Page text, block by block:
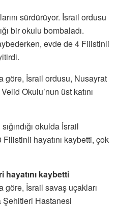
sürdürüyor. İsrail ordusu
bir okulu bombaladı.
evde de 4 Filistinli
göre, İsrail ordusu, Nusayrat
Okulu’nun üst katını
okulda İsrail
Filistinli hayatını kaybetti, çok
kaybetti
göre, İsrail savaş uçakları
Hastanesi